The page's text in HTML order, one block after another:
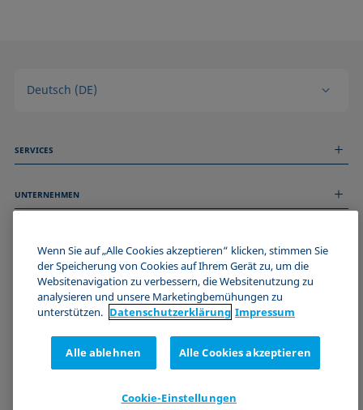
Deutsch (DE)
SERVICES
Technischer Service
UNTERNEHMEN
Stellenangebote
Events
Impressum
Datenschutzerklärung
Cookie-Richtlinie
Zertifizierungen (ISO 9001)
Newsletter-Anmeldung
WERDE TEIL DER KRÜSS COMMUNITY
Wenn Sie auf „Alle Cookies akzeptieren“ klicken, stimmen Sie
der Speicherung von Cookies auf Ihrem Gerät zu, um die
Websitenavigation zu verbessern, die Websitenutzung zu
analysieren und unsere Marketingbemühungen zu
unterstützen. Datenschutz­erklärung Impressum
Alle ablehnen Alle Cookies akzeptieren
Cookie-Einstellungen